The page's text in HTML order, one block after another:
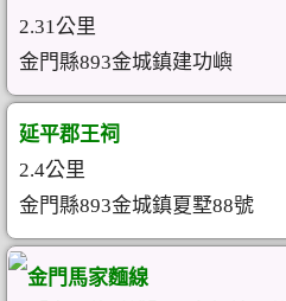
2.31公里
金門縣893金城鎮建功嶼
延平郡王祠
2.4公里
金門縣893金城鎮夏墅88號
金門馬家麵線